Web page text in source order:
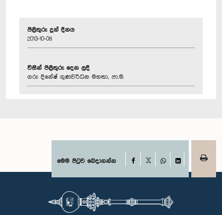
පිළිතුරු දුන් දිනය
2013-10-08
විසින් පිළිතුරු දෙන ලදී
ගරු දිනේෂ් ගුණවර්ධන මහතා, පා.ම.
මෙම පිටුව බෙදාගන්න Facebook
WhatsAppLinkedIn